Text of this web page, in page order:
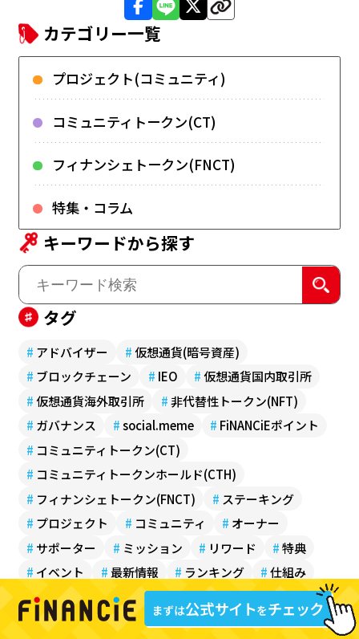
カテゴリー一覧
プロジェクト(コミュニティ)
コミュニティトークン(CT)
フィナンシェトークン(FNCT)
特集・コラム
キーワードから探す
タグ
# アドバイザー #仮想通貨(暗号資産)
# ブロックチェーン # IEO #仮想通貨国内取引所
#仮想通貨海外取引所 #非代替性トークン(NFT)
# ガバナンス #social.meme # FiNANCiEポイント
# コミュニティトークン(CT)
# コミュニティトークンホールド(CTH)
# フィナンシェトークン(FNCT) # ステーキング
# プロジェクト # コミュニティ # オーナー
# サポーター # ミッション # リワード #特典
# イベント #最新情報 # ランキング #仕組み
#価格 #ガイド #ビジネス #エンターテイメント
ゲーム # スポーツ # アイドル # グルメ